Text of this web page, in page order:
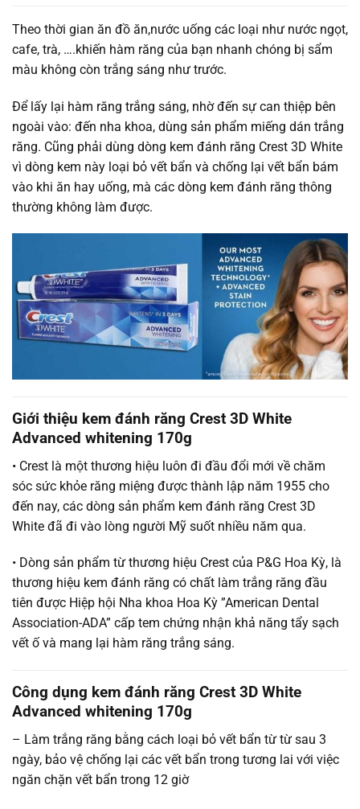
Theo thời gian ăn đồ ăn,nước uống các loại như nước ngọt,
cafe, trà, ….khiến hàm răng của bạn nhanh chóng bị sẩm
màu không còn trắng sáng như trước.
Để lấy lại hàm răng trắng sáng, nhờ đến sự can thiệp bên
ngoài vào: đến nha khoa, dùng sản phẩm miếng dán trắng
răng. Cũng phải dùng dòng kem đánh răng Crest 3D White
vì dòng kem này loại bỏ vết bẩn và chống lại vết bẩn bám
vào khi ăn hay uống, mà các dòng kem đánh răng thông
thường không làm được.
Giới thiệu kem đánh răng Crest 3D White
Advanced whitening 170g
• Crest là một thương hiệu luôn đi đầu đổi mới về chăm
sóc sức khỏe răng miệng được thành lập năm 1955 cho
đến nay, các dòng sản phẩm kem đánh răng Crest 3D
White đã đi vào lòng người Mỹ suốt nhiều năm qua.
• Dòng sản phẩm từ thương hiệu Crest của P&G Hoa Kỳ, là
thương hiệu kem đánh răng có chất làm trắng răng đầu
tiên được Hiệp hội Nha khoa Hoa Kỳ ”American Dental
Association-ADA” cấp tem chứng nhận khả năng tẩy sạch
vết ố và mang lại hàm răng trắng sáng.
Công dụng kem đánh răng Crest 3D White
Advanced whitening 170g
– Làm trắng răng bằng cách loại bỏ vết bẩn từ từ sau 3
ngày, bảo vệ chống lại các vết bẩn trong tương lai với việc
ngăn chặn vết bẩn trong 12 giờ